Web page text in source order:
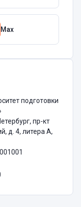
Max
подготовки
пр-кт
д. 4, литера А,